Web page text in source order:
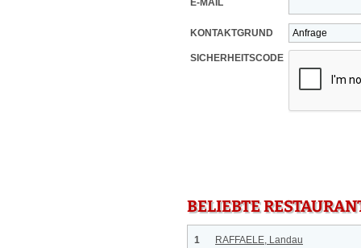
E-MAIL
KONTAKTGRUND
SICHERHEITSCODE
BELIEBTE
1
RAFFAELE, Landau